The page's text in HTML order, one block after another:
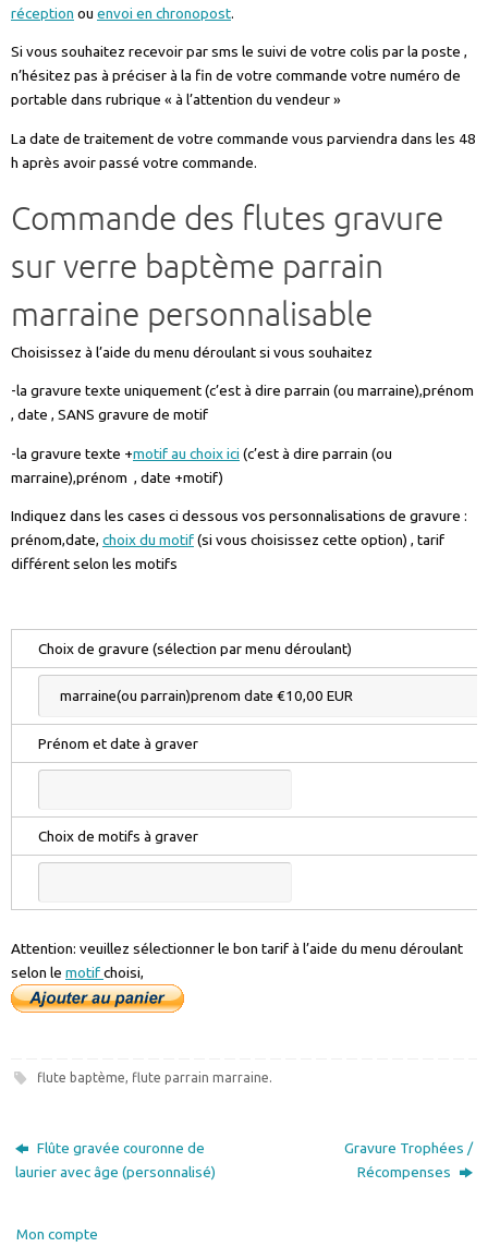
réception ou envoi en chronopost.
Si vous souhaitez recevoir par sms le suivi de votre colis par la poste ,
n’hésitez pas à préciser à la fin de votre commande votre numéro de
portable dans rubrique « à l’attention du vendeur »
La date de traitement de votre commande vous parviendra dans les 48
h après avoir passé votre commande.
Commande des flutes gravure
sur verre baptème parrain
marraine personnalisable
Choisissez à l’aide du menu déroulant si vous souhaitez
-la gravure texte uniquement (c’est à dire parrain (ou marraine),prénom
, date , SANS gravure de motif
-la gravure texte +motif au choix ici (c’est à dire parrain (ou
marraine),prénom , date +motif)
Indiquez dans les cases ci dessous vos personnalisations de gravure :
prénom,date, choix du motif(si vous choisissez cette option) , tarif
différent selon les motifs
Choix de gravure (sélection par menu déroulant)
Prénom et date à graver
Choix de motifs à graver
Attention: veuillez sélectionner le bon tarif à l’aide du menu déroulant
selon le motifchoisi,
flute baptème, flute parrain marraine.
Flûte gravée couronne de
laurier avec âge (personnalisé)
Gravure Trophées /
Récompenses
Mon compte